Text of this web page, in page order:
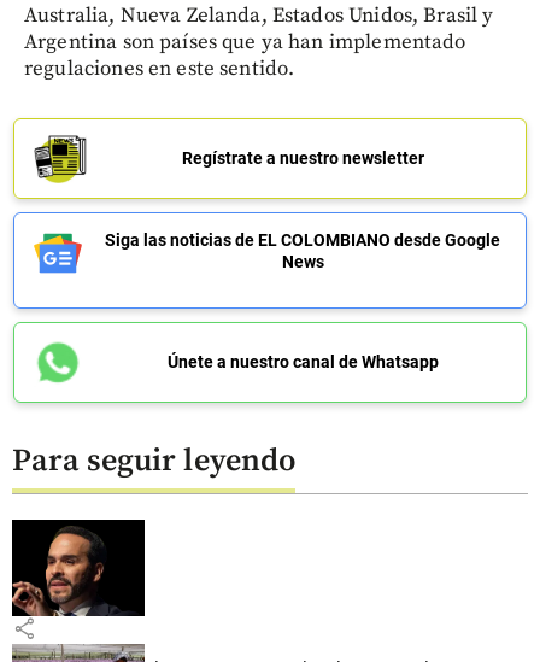
Australia, Nueva Zelanda, Estados Unidos, Brasil y
Argentina son países que ya han implementado
regulaciones en este sentido.
Regístrate a nuestro newsletter
Siga las noticias de EL COLOMBIANO desde Google
News
Únete a nuestro canal de Whatsapp
Para seguir leyendo
share